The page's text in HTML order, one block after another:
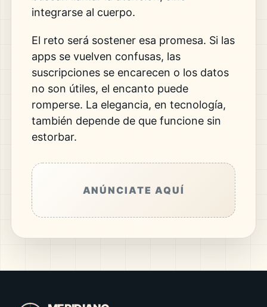
integrarse al cuerpo.
El reto será sostener esa promesa. Si las
apps se vuelven confusas, las
suscripciones se encarecen o los datos
no son útiles, el encanto puede
romperse. La elegancia, en tecnología,
también depende de que funcione sin
estorbar.
ANÚNCIATE AQUÍ